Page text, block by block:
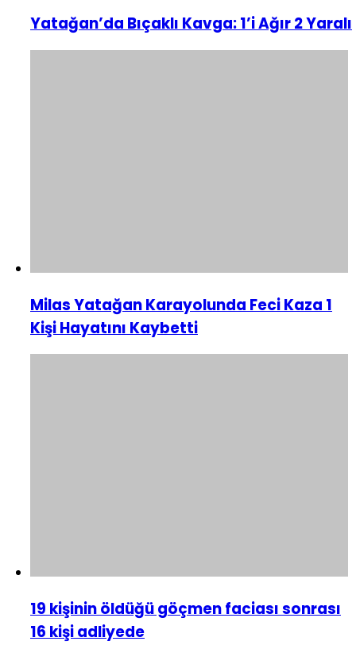
Yatağan’da Bıçaklı Kavga: 1’i Ağır 2 Yaralı
Milas Yatağan Karayolunda Feci Kaza 1
Kişi Hayatını Kaybetti
19 kişinin öldüğü göçmen faciası sonrası
16 kişi adliyede